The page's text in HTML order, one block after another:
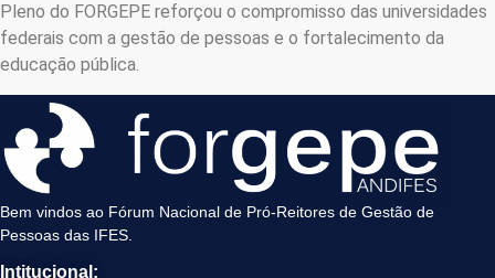
Pleno do FORGEPE reforçou o compromisso das universidades
federais com a gestão de pessoas e o fortalecimento da
educação pública.
Bem vindos ao Fórum Nacional de Pró-Reitores de Gestão de
Pessoas das IFES.
Intitucional: